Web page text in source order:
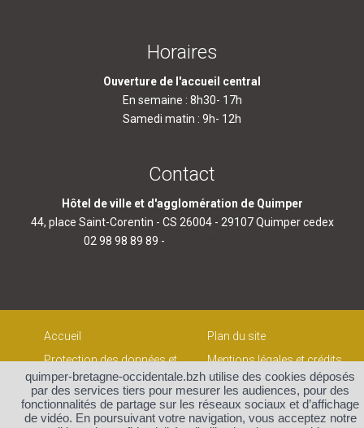
Horaires
Ouverture de l'accueil central
En semaine : 8h30- 17h
Samedi matin : 9h- 12h
Contact
Hôtel de ville et d'agglomération de Quimper
44, place Saint-Corentin - CS 26004 - 29107 Quimper cedex
02 98 98 89 89 -
Accueil
Plan du site
Protection des données et
gestion des cookies
Mentions légales et crédits
Contact
quimper-bretagne-occidentale.bzh utilise des cookies déposés
par des services tiers pour mesurer les audiences, pour des
fonctionnalités de partage sur les réseaux sociaux et d’affichage
de vidéo. En poursuivant votre navigation, vous acceptez notre